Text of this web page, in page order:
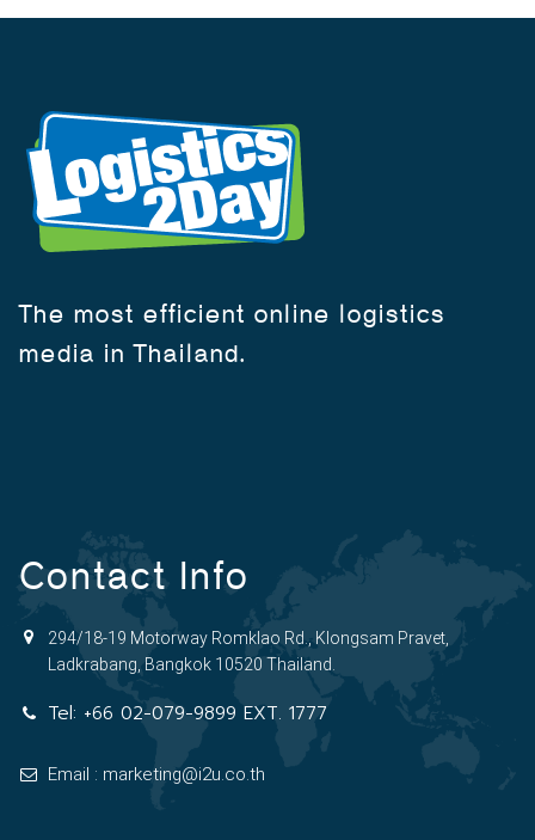
The most efficient online logistics
media in Thailand.
Contact Info
294/18-19 Motorway Romklao Rd., Klongsam Pravet,
Ladkrabang, Bangkok 10520 Thailand.
Tel: +66 02-079-9899 EXT. 1777
Email : marketing@i2u.co.th